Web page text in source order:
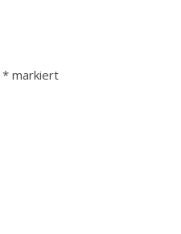
* markiert